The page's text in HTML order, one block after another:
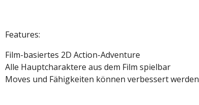
Features:
Film-basiertes 2D Action-Adventure
Alle Hauptcharaktere aus dem Film spielbar
Moves und Fähigkeiten können verbessert werden